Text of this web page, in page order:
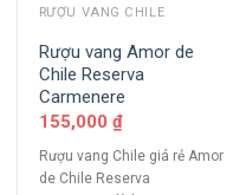
RƯỢU VANG CHILE
Rượu vang Amor de
Chile Reserva
Carmenere
155,000 ₫
Rượu vang Chile giá rẻ Amor
de Chile Reserva